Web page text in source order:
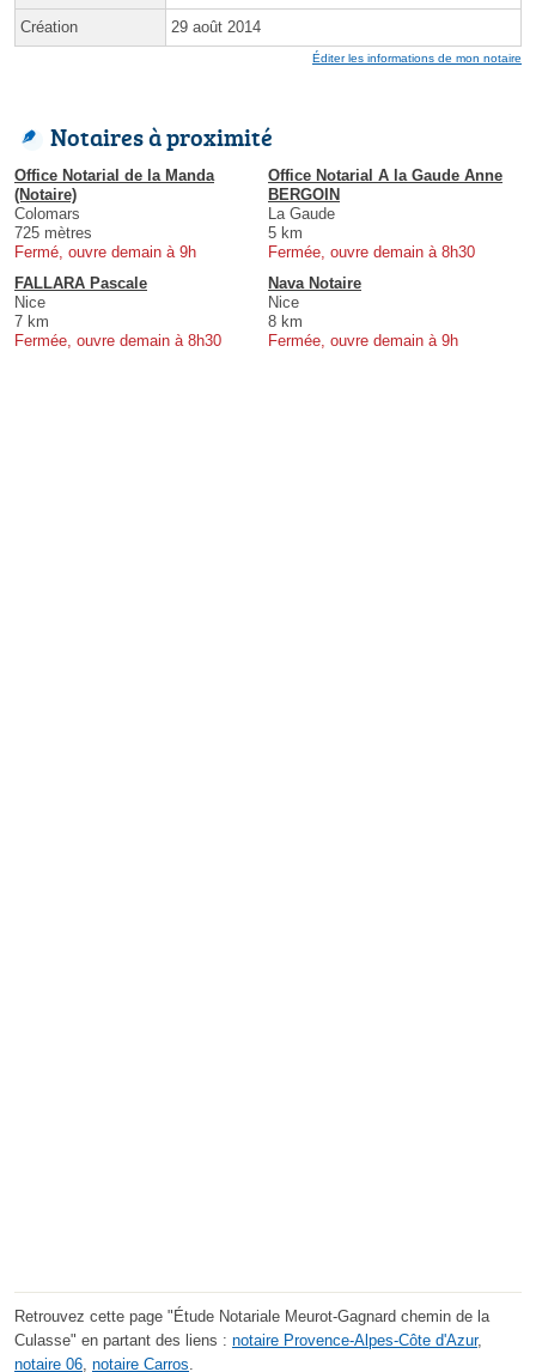
Création 29 août 2014
Éditer les informations de mon notaire
Notaires à proximité
Office Notarial de la Manda
(Notaire)
Colomars
725 mètres
Fermé, ouvre demain à 9h
Office Notarial A la Gaude Anne
BERGOIN
La Gaude
5 km
Fermée, ouvre demain à 8h30
FALLARA Pascale
Nice
7 km
Fermée, ouvre demain à 8h30
Nava Notaire
Nice
8 km
Fermée, ouvre demain à 9h
Retrouvez cette page "Étude Notariale Meurot-Gagnard chemin de la
Culasse" en partant des liens : notaire Provence-Alpes-Côte d'Azur,
notaire 06 notaire Carros